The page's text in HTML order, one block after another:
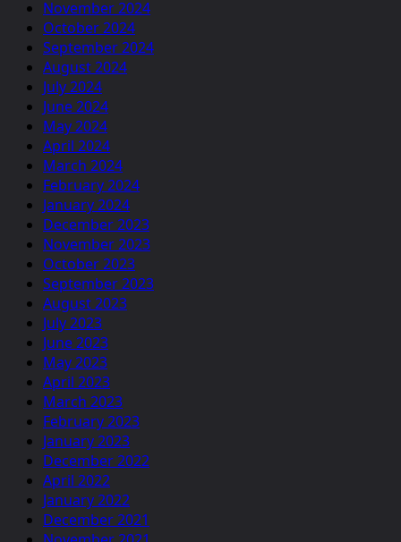
November 2024
October 2024
September 2024
August 2024
July 2024
June 2024
May 2024
April 2024
March 2024
February 2024
January 2024
December 2023
November 2023
October 2023
September 2023
August 2023
July 2023
June 2023
May 2023
April 2023
March 2023
February 2023
January 2023
December 2022
April 2022
January 2022
December 2021